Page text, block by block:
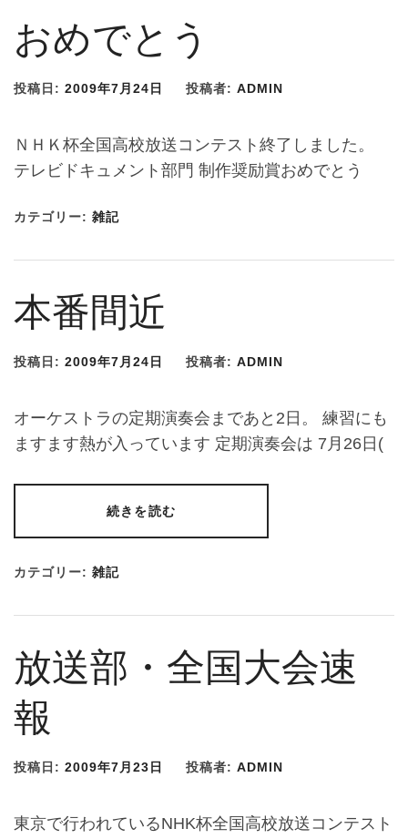
おめでとう
投稿日: 2009年7月24日 投稿者: ADMIN
ＮＨＫ杯全国高校放送コンテスト終了しました。
テレビドキュメント部門 制作奨励賞おめでとう
カテゴリー: 雑記
本番間近
投稿日: 2009年7月24日 投稿者: ADMIN
オーケストラの定期演奏会まであと2日。 練習にも
ますます熱が入っています 定期演奏会は 7月26日(
続きを読む
カテゴリー: 雑記
放送部・全国大会速
報
投稿日: 2009年7月23日 投稿者: ADMIN
東京で行われているNHK杯全国高校放送コンテスト